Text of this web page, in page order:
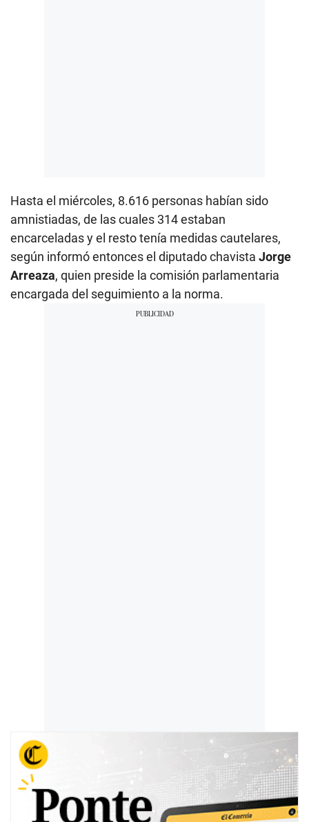
Hasta el miércoles, 8.616 personas habían sido
amnistiadas, de las cuales 314 estaban
encarceladas y el resto tenía medidas cautelares,
según informó entonces el diputado chavista Jorge
Arreaza, quien preside la comisión parlamentaria
encargada del seguimiento a la norma.